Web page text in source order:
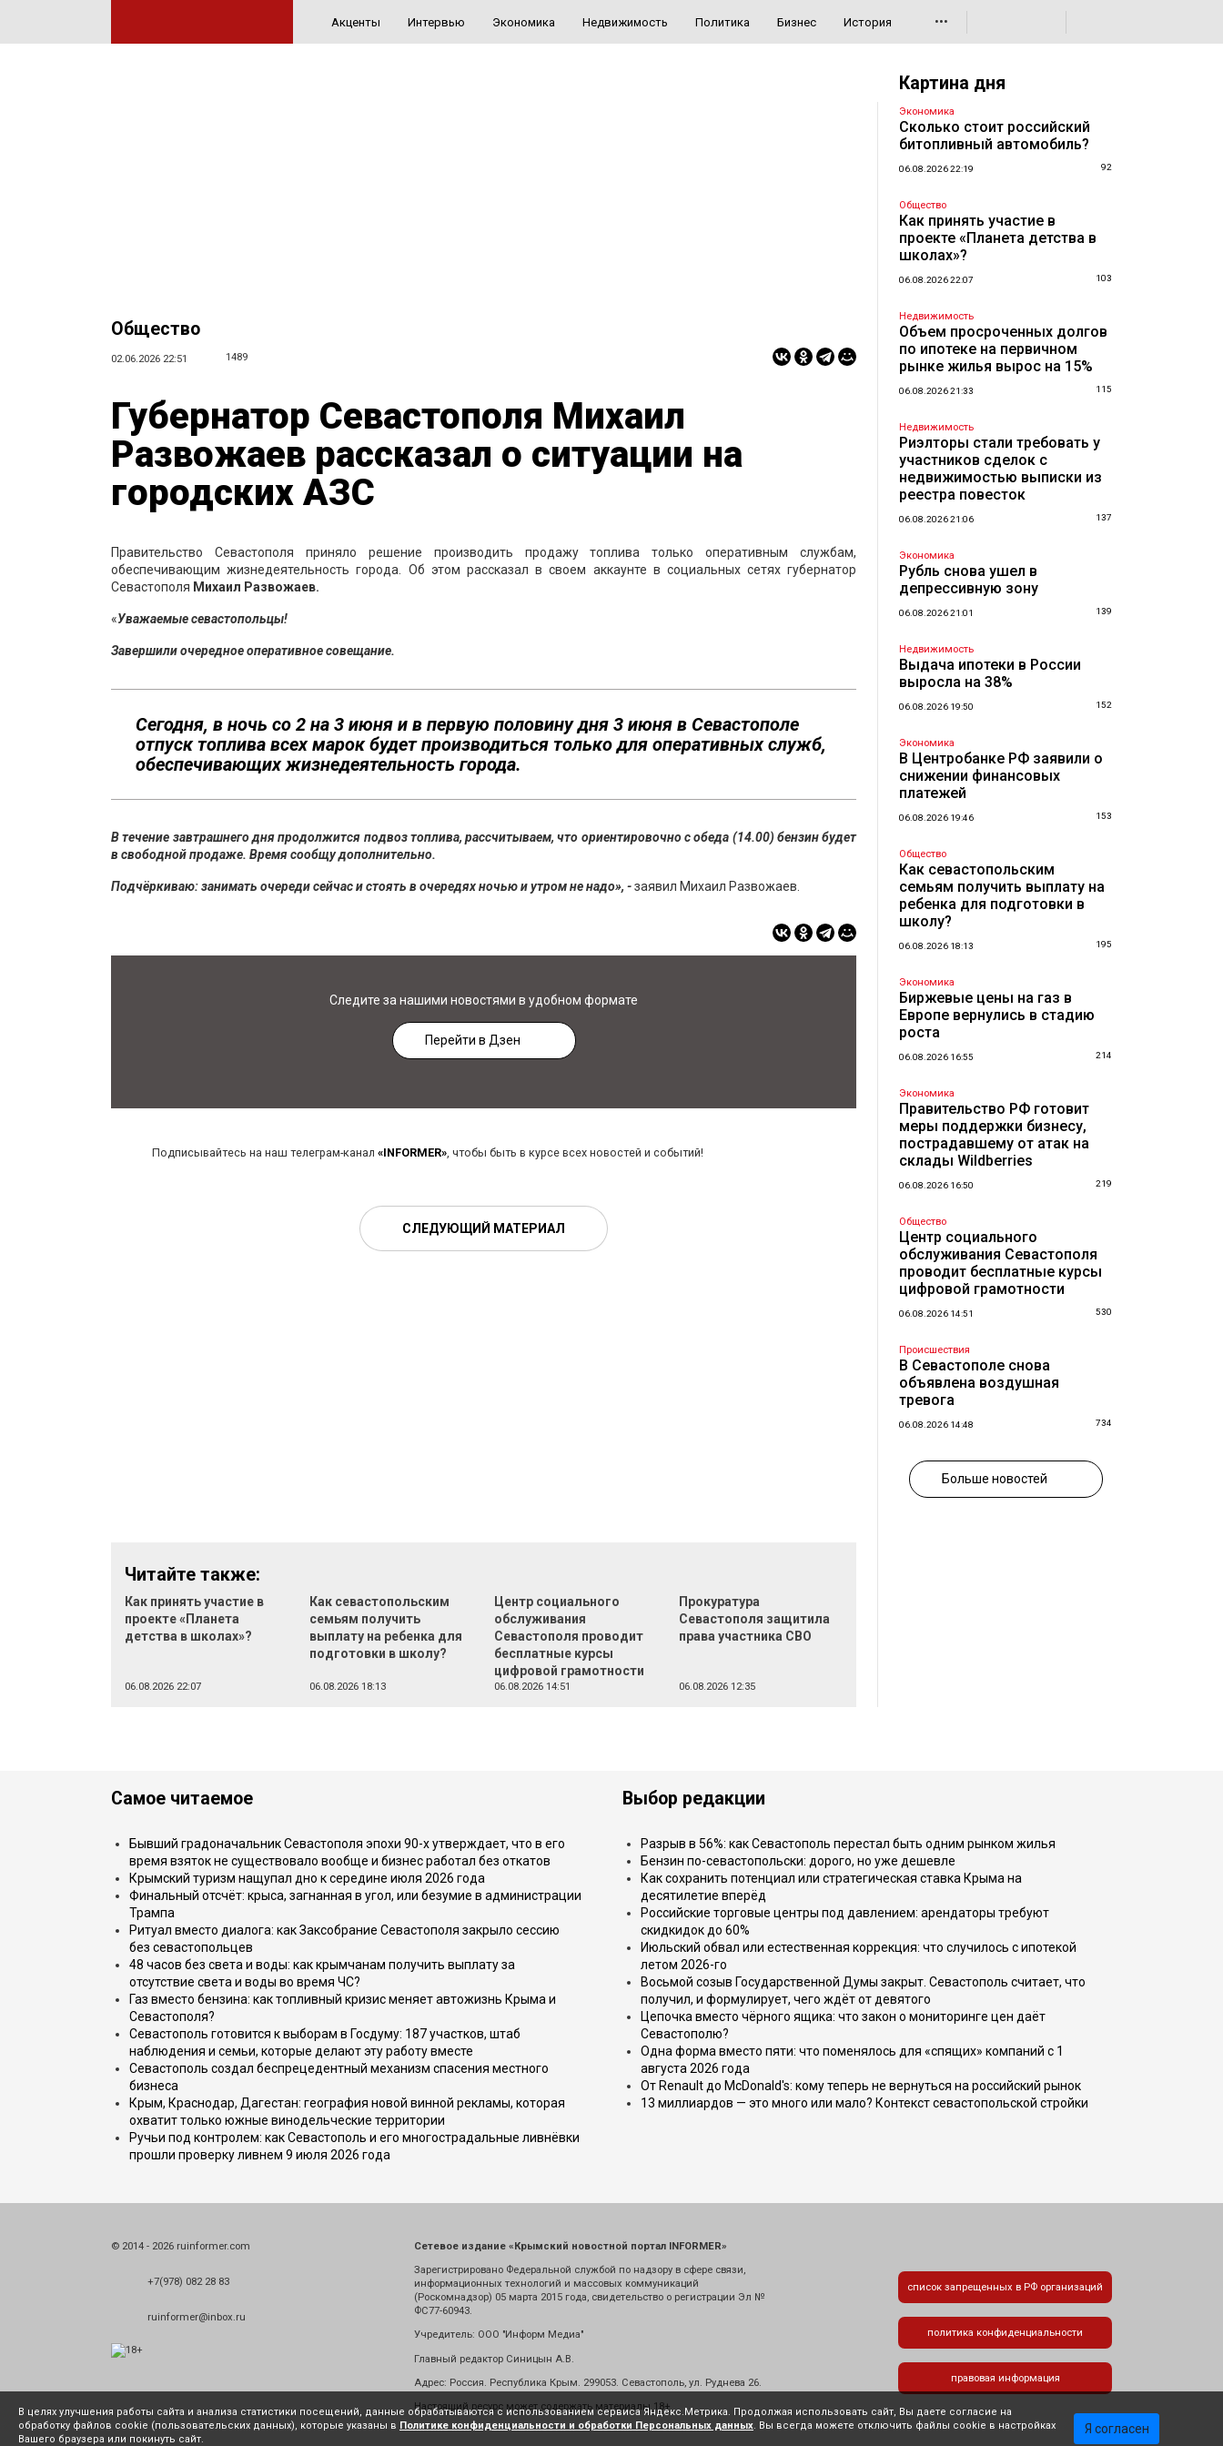
Акценты Интервью Экономика Недвижимость Политика Бизнес История •••
Общество
02.06.2026 22:51 1489
Губернатор Севастополя Михаил
Развожаев рассказал о ситуации на
городских АЗС
Правительство Севастополя приняло решение производить продажу топлива только оперативным службам,
обеспечивающим жизнедеятельность города. Об этом рассказал в своем аккаунте в социальных сетях губернатор
Севастополя Михаил Развожаев.
«Уважаемые севастопольцы!
Завершили очередное оперативное совещание.
Сегодня, в ночь со 2 на 3 июня и в первую половину дня 3 июня в Севастополе
отпуск топлива всех марок будет производиться только для оперативных служб,
обеспечивающих жизнедеятельность города.
В течение завтрашнего дня продолжится подвоз топлива, рассчитываем, что ориентировочно с обеда (14.00) бензин будет
в свободной продаже. Время сообщу дополнительно.
Подчёркиваю: занимать очереди сейчас и стоять в очередях ночью и утром не надо», -заявил Михаил Развожаев.
Следите за нашими новостями в удобном формате
Перейти в Дзен
Подписывайтесь на наш телеграм-канал «INFORMER», чтобы быть в курсе всех новостей и событий!
СЛЕДУЮЩИЙ МАТЕРИАЛ
Читайте также:
Как принять участие в
проекте «Планета
детства в школах»?
06.08.2026 22:07
Как севастопольским
семьям получить
выплату на ребенка для
подготовки в школу?
06.08.2026 18:13
Центр социального
обслуживания
Севастополя проводит
бесплатные курсы
цифровой грамотности
06.08.2026 14:51
Прокуратура
Севастополя защитила
права участника СВО
06.08.2026 12:35
Картина дня
Экономика
Сколько стоит российский
битопливный автомобиль?
06.08.2026 22:19 92
Общество
Как принять участие в
проекте «Планета детства в
школах»?
06.08.2026 22:07 103
Недвижимость
Объем просроченных долгов
по ипотеке на первичном
рынке жилья вырос на 15%
06.08.2026 21:33 115
Недвижимость
Риэлторы стали требовать у
участников сделок с
недвижимостью выписки из
реестра повесток
06.08.2026 21:06 137
Экономика
Рубль снова ушел в
депрессивную зону
06.08.2026 21:01 139
Недвижимость
Выдача ипотеки в России
выросла на 38%
06.08.2026 19:50 152
Экономика
В Центробанке РФ заявили о
снижении финансовых
платежей
06.08.2026 19:46 153
Общество
Как севастопольским
семьям получить выплату на
ребенка для подготовки в
школу?
06.08.2026 18:13 195
Экономика
Биржевые цены на газ в
Европе вернулись в стадию
роста
06.08.2026 16:55 214
Экономика
Правительство РФ готовит
меры поддержки бизнесу,
пострадавшему от атак на
склады Wildberries
06.08.2026 16:50 219
Общество
Центр социального
обслуживания Севастополя
проводит бесплатные курсы
цифровой грамотности
06.08.2026 14:51 530
Происшествия
В Севастополе снова
объявлена воздушная
тревога
06.08.2026 14:48 734
Больше новостей
Самое читаемое
Бывший градоначальник Севастополя эпохи 90-х утверждает, что в его
время взяток не существовало вообще и бизнес работал без откатов
Крымский туризм нащупал дно к середине июля 2026 года
Финальный отсчёт: крыса, загнанная в угол, или безумие в администрации
Трампа
Ритуал вместо диалога: как Заксобрание Севастополя закрыло сессию
без севастопольцев
48 часов без света и воды: как крымчанам получить выплату за
отсутствие света и воды во время ЧС?
Газ вместо бензина: как топливный кризис меняет автожизнь Крыма и
Севастополя?
Севастополь готовится к выборам в Госдуму: 187 участков, штаб
наблюдения и семьи, которые делают эту работу вместе
Севастополь создал беспрецедентный механизм спасения местного
бизнеса
Крым, Краснодар, Дагестан: география новой винной рекламы, которая
охватит только южные винодельческие территории
Ручьи под контролем: как Севастополь и его многострадальные ливнёвки
прошли проверку ливнем 9 июля 2026 года
Выбор редакции
Разрыв в 56%: как Севастополь перестал быть одним рынком жилья
Бензин по-севастопольски: дорого, но уже дешевле
Как сохранить потенциал или стратегическая ставка Крыма на
десятилетие вперёд
Российские торговые центры под давлением: арендаторы требуют
скидкидок до 60%
Июльский обвал или естественная коррекция: что случилось с ипотекой
летом 2026-го
Восьмой созыв Государственной Думы закрыт. Севастополь считает, что
получил, и формулирует, чего ждёт от девятого
Цепочка вместо чёрного ящика: что закон о мониторинге цен даёт
Севастополю?
Одна форма вместо пяти: что поменялось для «спящих» компаний с 1
августа 2026 года
От Renault до McDonald's: кому теперь не вернуться на российский рынок
13 миллиардов — это много или мало? Контекст севастопольской стройки
© 2014 - 2026 ruinformer.com
+7(978) 082 28 83
ruinformer@inbox.ru
Сетевое издание «Крымский новостной портал INFORMER»
Зарегистрировано Федеральной службой по надзору в сфере связи,
информационных технологий и массовых коммуникаций
(Роскомнадзор) 05 марта 2015 года, свидетельство о регистрации Эл №
ФС77-60943.
Учредитель: ООО "Информ Медиа"
Главный редактор Синицын А.В.
Адрес: Россия. Республика Крым. 299053. Севастополь, ул. Руднева 26.
Настоящий ресурс может содержать материалы 18+
список запрещенных в РФ организаций
политика конфиденциальности
правовая информация
В целях улучшения работы сайта и анализа статистики посещений, данные обрабатываются с использованием сервиса Яндекс.Метрика. Продолжая использовать сайт, Вы даете согласие на
обработку файлов cookie (пользовательских данных), которые указаны в Политике конфиденциальности и обработки Персональных данных. Вы всегда можете отключить файлы cookie в настройках
Вашего браузера или покинуть сайт.
Я согласен